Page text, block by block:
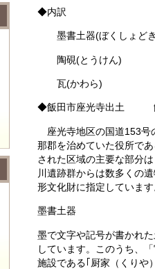
◆内訳
墨書土器(ぼくしょ
陶硯(とうけ
瓦(かわら)
◆飯田市座光寺出土 飯
座光寺地区の国道153号
那郡を治めていた役所で
された区域の主要な部分
川遺跡群からは数多くの
形文化財に指定しています
墨書土器
墨で文字や記号が書かれ
しています。このうち、
施設である｢厨家（くりや